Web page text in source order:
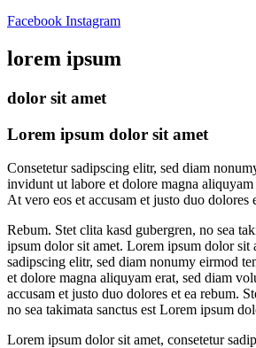
Facebook Instagram
lorem ipsum
dolor sit amet
Lorem ipsum dolor sit amet
Consetetur sadipscing elitr, sed diam
invidunt ut labore et dolore magna
At vero eos et accusam et justo duo dolores
Rebum. Stet clita kasd gubergren, no sea
ipsum dolor sit amet. Lorem ipsum dolor sit
sadipscing elitr, sed diam nonumy eirmod
et dolore magna aliquyam erat, sed diam
accusam et justo duo dolores et ea rebum.
no sea takimata sanctus est Lorem ipsum
Lorem ipsum dolor sit amet, consetetur